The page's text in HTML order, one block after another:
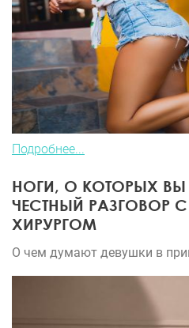
Подробнее...
НОГИ, О КОТОРЫХ ВЫ
ЧЕСТНЫЙ РАЗГОВОР
ХИРУРГОМ
О чем думают девушки в